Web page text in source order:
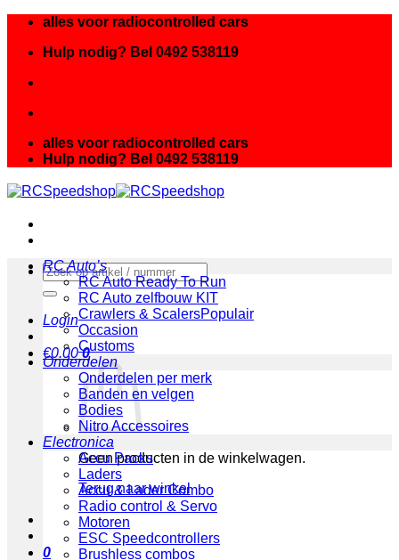
inhoud
alles voor radiocontrolled cars
Hulp nodig? Bel 0492 538119
alles voor radiocontrolled cars
Hulp nodig? Bel 0492 538119
Zoeken
naar:
Login
€0.00 0
Geen producten in de winkelwagen.
Terug naar winkel
0
RC Auto’s
RC Auto Ready To Run
RC Auto zelfbouw KIT
Crawlers & Scalers
Occasion
Customs
Onderdelen
Onderdelen per merk
Banden en velgen
Bodies
Nitro Accessoires
Electronica
Accu Packs
Laders
Accu & Lader Combo
Radio control & Servo
Motoren
ESC Speedcontrollers
Brushless combos